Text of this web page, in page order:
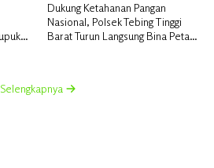
Dukung Ketahanan Pangan
Nasional, Polsek Tebing Tinggi
Barat Turun Langsung Bina Petani
Selengkapnya